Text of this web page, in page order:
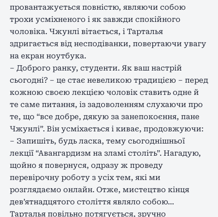
провантажується повністю, являючи собою
трохи усміхненого і як завжди спокійного
чоловіка. Чжунлі вітається, і Тарталья
здригається від несподіванки, повертаючи увагу
на екран ноутбука.
– Доброго ранку, студенти. Як ваш настрій
сьогодні? – це стає невеликою традицією – перед
кожною своєю лекцією чоловік ставить одне й
те саме питання, із задоволенням слухаючи про
те, що “все добре, дякую за занепокоєння, пане
Чжунлі”. Він усміхається і киває, продовжуючи:
– Запишіть, будь ласка, тему сьогоднішньої
лекції “Авангардизм на зламі століть”. Нагадую,
щойно я повернуся, одразу ж проведу
перевірочну роботу з усіх тем, які ми
розглядаємо онлайн. Отже, мистецтво кінця
дев’ятнадцятого століття являло собою…
Тарталья повільно потягується, зручно